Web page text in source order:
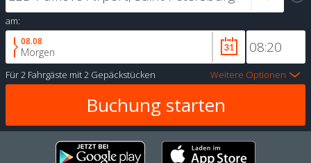
am:
08.08
Morgen
Für2 Fahrgäste mit2 Gepäckstücken Weitere Optionen